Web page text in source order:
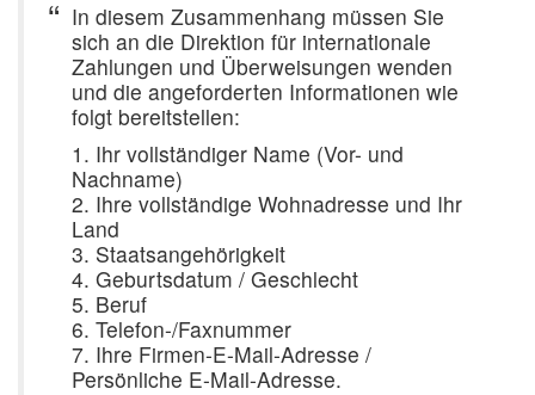
In diesem Zusammenhang müssen Sie
sich an die Direktion für internationale
Zahlungen und Überweisungen wenden
und die angeforderten Informationen wie
folgt bereitstellen:
1. Ihr vollständiger Name (Vor- und
Nachname)
2. Ihre vollständige Wohnadresse und Ihr
Land
3. Staatsangehörigkeit
4. Geburtsdatum / Geschlecht
5. Beruf
6. Telefon-/Faxnummer
7. Ihre Firmen-E-Mail-Adresse /
Persönliche E-Mail-Adresse.